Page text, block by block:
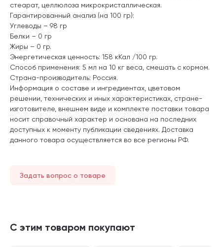
стеарат, целлюлоза микрокристаллическая.
Гарантированный анализ (на 100 гр):
Углеводы – 98 гр
Белки – 0 гр
Жиры – 0 гр.
Энергетическая ценность: 158 кКал /100 гр.
Способ применения: 5 мл на 10 кг веса, смешать с кормом.
Страна-производитель: Россия.
Информация о составе и ингредиентах, цветовом
решении, технических и иных характеристиках, стране-
изготовителе, внешнем виде и комплекте поставки товара
носит справочный характер и основана на последних
доступных к моменту публикации сведениях. Доставка
данного товара осуществляется во все регионы РФ.
Задать вопрос о товаре
С этим товаром покупают